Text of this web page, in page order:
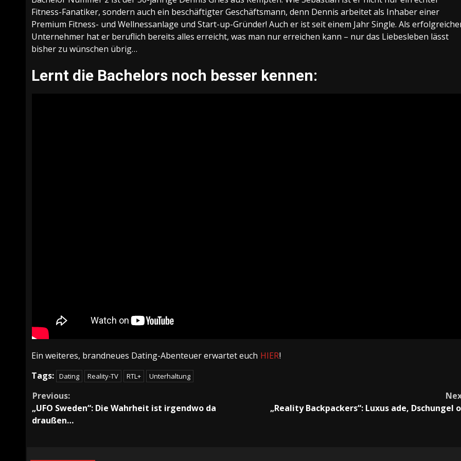
Fitness-Fanatiker, sondern auch ein beschäftigter Geschäftsmann, denn Dennis arbeitet als Inhaber einer
Premium Fitness- und Wellnessanlage und Start-up-Gründer! Auch er ist seit einem Jahr Single. Als
Unternehmer hat er beruflich bereits alles erreicht, was man nur erreichen kann – nur das Liebesleben lässt
bisher zu wünschen übrig…
Lernt die Bachelors noch besser kennen:
Ein weiteres, brandneues Dating-Abenteuer erwartet euch HIER!
Tags: Dating Reality-TV RTL+ Unterhaltung
Continue
Reading
Previous:
„UFO Sweden“: Die Wahrheit ist irgendwo da
draußen…
„Reality Backpackers“: Luxus ade, Dschungel